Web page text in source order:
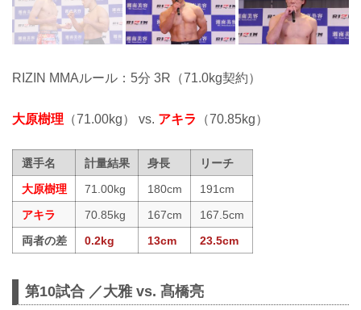
RIZIN MMAルール：5分 3R（71.0kg契約）
大原樹理 （71.00kg） vs. アキラ （70.85kg）
選手名 計量結果 身長
リーチ
大原樹理
71.00kg 180cm
191cm
アキラ
70.85kg 167cm
167.5cm
両者の差
0.2kg 13cm 23.5cm
第10試合 ／大雅 vs. 髙橋亮